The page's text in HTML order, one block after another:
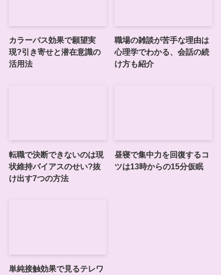
カラーバス効果で願望実
現?引き寄せと潜在意識の
活用法
職場の雑談が苦手な理由は
心理学でわかる、会話の続
け方も紹介
転職で決断できないのは現
状維持バイアスのせい?抜
け出す7つの方法
昼寝で集中力を回復するコ
ツは13時からの15分仮眠
単純接触効果で見るテレワ